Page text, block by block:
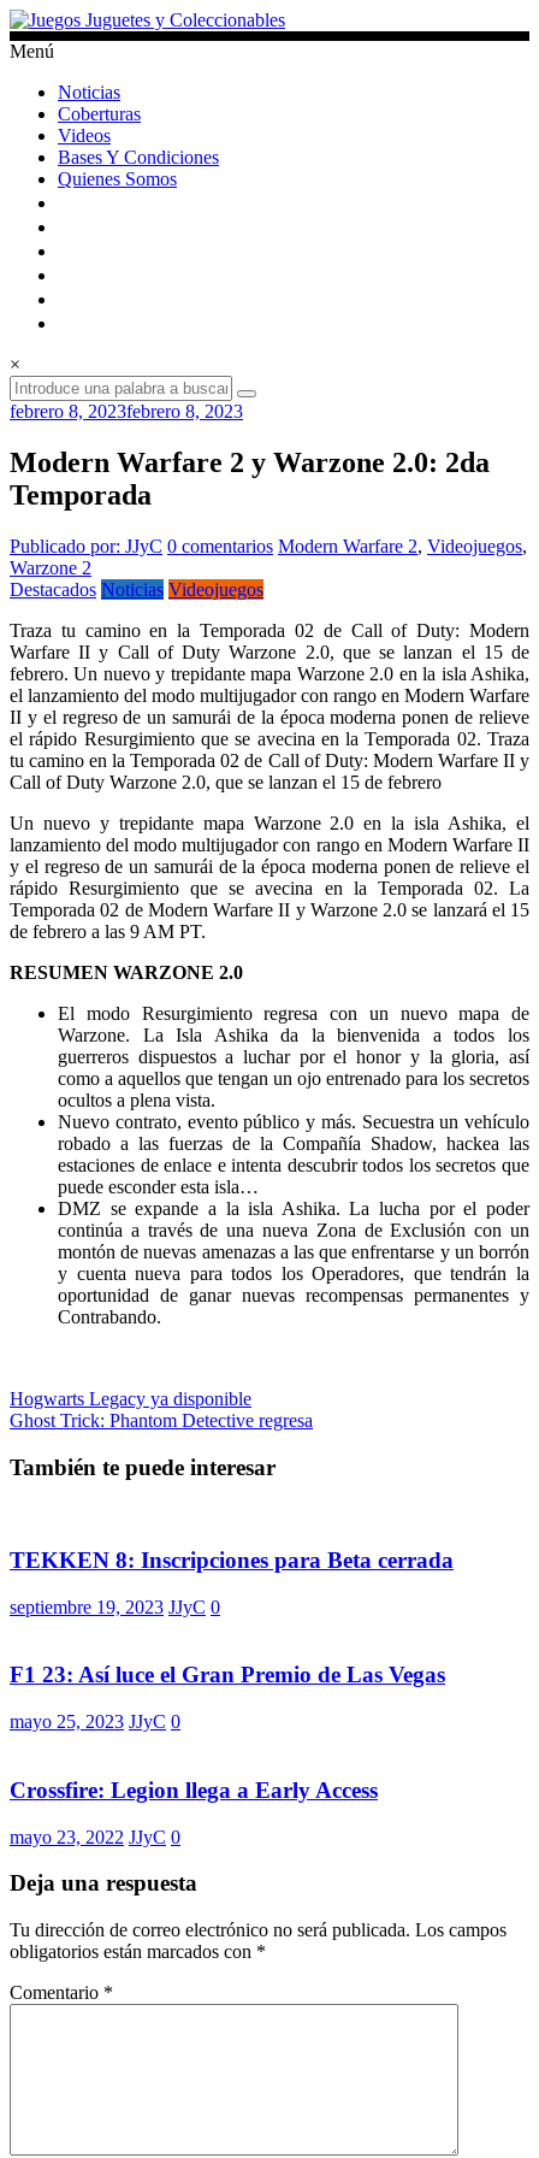
Saltar
al
contenido
Juguetes
Coleccionables
Noticias
para
coleccionistas.
Menú
Noticias
Coberturas
Videos
Bases Y Condiciones
Quienes Somos
×
febrero 8, 2023febrero 8, 2023
Modern Warfare 2 y Warzone 2.0: 2da
Temporada
Publicado por: JJyC 0 comentarios Modern Warfare 2, Videojuegos,
Warzone 2
Destacados Noticias Videojuegos
Traza tu camino en la Temporada 02 de Call of Duty: Modern
Warfare II y Call of Duty Warzone 2.0, que se lanzan el 15 de
febrero. Un nuevo y trepidante mapa Warzone 2.0 en la isla Ashika,
el lanzamiento del modo multijugador con rango en Modern Warfare
II y el regreso de un samurái de la época moderna ponen de relieve
el rápido Resurgimiento que se avecina en la Temporada 02. Traza
tu camino en la Temporada 02 de Call of Duty: Modern Warfare II y
Call of Duty Warzone 2.0, que se lanzan el 15 de febrero
Un nuevo y trepidante mapa Warzone 2.0 en la isla Ashika, el
lanzamiento del modo multijugador con rango en Modern Warfare II
y el regreso de un samurái de la época moderna ponen de relieve el
rápido Resurgimiento que se avecina en la Temporada 02. La
Temporada 02 de Modern Warfare II y Warzone 2.0 se lanzará el 15
de febrero a las 9 AM PT.
RESUMEN WARZONE 2.0
El modo Resurgimiento regresa con un nuevo mapa de
Warzone. La Isla Ashika da la bienvenida a todos los
guerreros dispuestos a luchar por el honor y la gloria, así
como a aquellos que tengan un ojo entrenado para los secretos
ocultos a plena vista.
Nuevo contrato, evento público y más. Secuestra un vehículo
robado a las fuerzas de la Compañía Shadow, hackea las
estaciones de enlace e intenta descubrir todos los secretos que
puede esconder esta isla…
DMZ se expande a la isla Ashika. La lucha por el poder
continúa a través de una nueva Zona de Exclusión con un
montón de nuevas amenazas a las que enfrentarse y un borrón
y cuenta nueva para todos los Operadores, que tendrán la
oportunidad de ganar nuevas recompensas permanentes y
Contrabando.
Navegación
de
entradas
Hogwarts Legacy ya disponible
Ghost Trick: Phantom Detective regresa
También te puede interesar
TEKKEN 8: Inscripciones para Beta cerrada
septiembre 19, 2023 JJyC 0
F1 23: Así luce el Gran Premio de Las Vegas
mayo 25, 2023 JJyC 0
Crossfire: Legion llega a Early Access
mayo 23, 2022 JJyC 0
Deja una respuesta
Tu dirección de correo electrónico no será publicada. Los campos
obligatorios están marcados con *
Comentario *